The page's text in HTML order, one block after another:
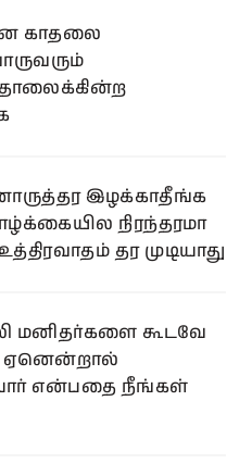
காதலை
இழக்காதீங்க
நிரந்தரமா
தர முடியாது
மனிதர்களை கூடவே
ஏனென்றால்
என்பதை நீங்கள்